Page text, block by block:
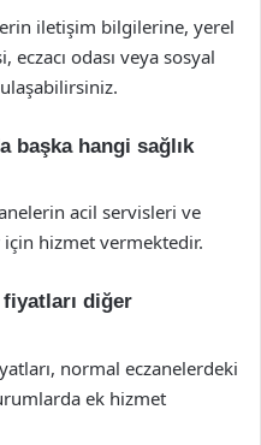
iletişim bilgilerine, yerel
odası veya sosyal
başka hangi sağlık
acil servisleri ve
için hizmet vermektedir.
diğer
normal eczanelerdeki
ek hizmet